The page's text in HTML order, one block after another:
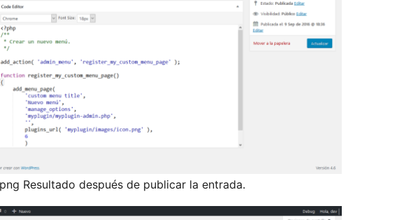
Resultado después de publicar la entrada.